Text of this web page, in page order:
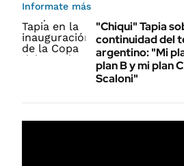
Informate más
"Chiqui" Tapia
continuidad del
argentino: "Mi
plan B y mi plan
Scaloni"